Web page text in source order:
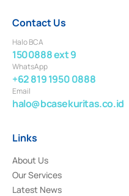
Contact Us
Halo BCA
1500888 ext 9
WhatsApp
+62 819 1950 0888
Email
halo@bcasekuritas.co.id
Links
About Us
Our Services
Latest News